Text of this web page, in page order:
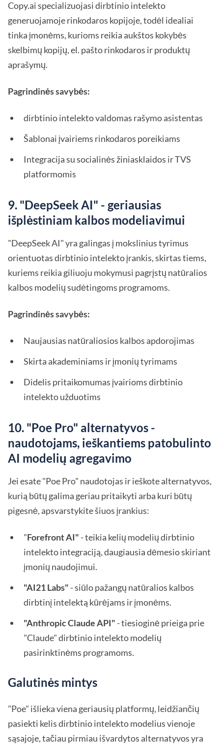
Copy.ai specializuojasi dirbtinio intelekto
generuojamoje rinkodaros kopijoje, todėl idealiai
tinka įmonėms, kurioms reikia aukštos kokybės
skelbimų kopijų, el. pašto rinkodaros ir produktų
aprašymų.
Pagrindinės savybės:
dirbtinio intelekto valdomas rašymo asistentas
Šablonai įvairiems rinkodaros poreikiams
Integracija su socialinės žiniasklaidos ir TVS
platformomis
9. "DeepSeek AI" - geriausias
išplėstiniam kalbos modeliavimui
"DeepSeek AI" yra galingas į mokslinius tyrimus
orientuotas dirbtinio intelekto įrankis, skirtas tiems,
kuriems reikia giliuoju mokymusi pagrįstų natūralios
kalbos modelių sudėtingoms programoms.
Pagrindinės savybės:
Naujausias natūraliosios kalbos apdorojimas
Skirta akademiniams ir įmonių tyrimams
Didelis pritaikomumas įvairioms dirbtinio
intelekto užduotims
10. "Poe Pro" alternatyvos -
naudotojams, ieškantiems patobulinto
AI modelių agregavimo
Jei esate "Poe Pro" naudotojas ir ieškote alternatyvos,
kurią būtų galima geriau pritaikyti arba kuri būtų
pigesnė, apsvarstykite šiuos įrankius:
"Forefront AI" - teikia kelių modelių dirbtinio
intelekto integraciją, daugiausia dėmesio skiriant
įmonių naudojimui.
"AI21 Labs" - siūlo pažangų natūralios kalbos
dirbtinį intelektą kūrėjams ir įmonėms.
"Anthropic Claude API" - tiesioginė prieiga prie
"Claude" dirbtinio intelekto modelių
pasirinktinėms programoms.
Galutinės mintys
"Poe" išlieka viena geriausių platformų, leidžiančių
pasiekti kelis dirbtinio intelekto modelius vienoje
sąsajoje, tačiau pirmiau išvardytos alternatyvos yra